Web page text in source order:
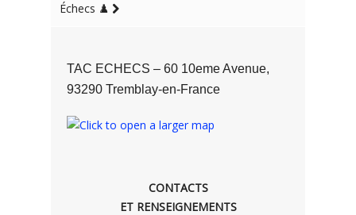
Échecs ♟️
TAC ECHECS – 60 10eme Avenue,
93290 Tremblay-en-France
CONTACTS
ET RENSEIGNEMENTS